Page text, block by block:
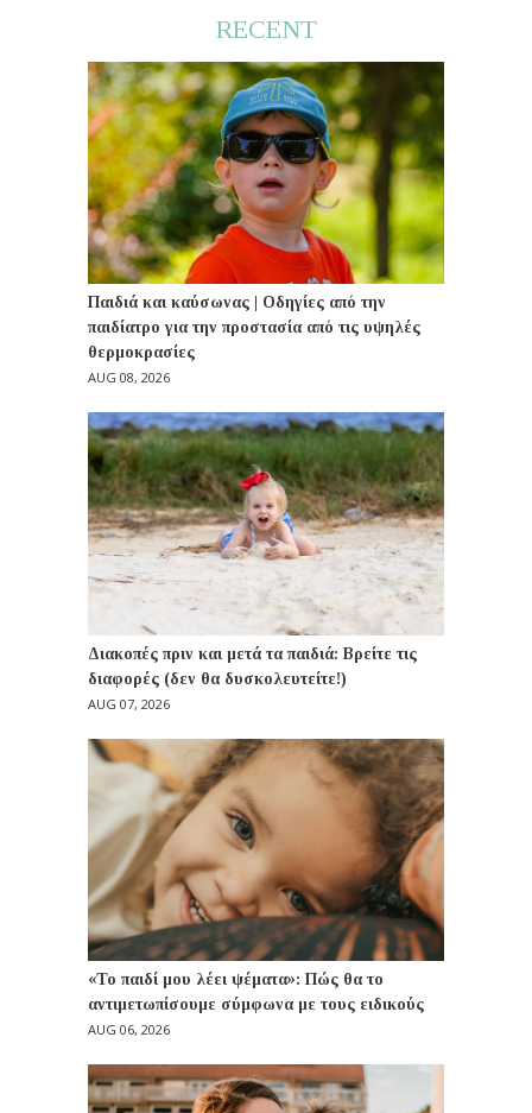
RECENT
Παιδιά και καύσωνας | Οδηγίες από την
παιδίατρο για την προστασία από τις υψηλές
θερμοκρασίες
AUG 08, 2026
Διακοπές πριν και μετά τα παιδιά: Βρείτε τις
διαφορές (δεν θα δυσκολευτείτε!)
AUG 07, 2026
«Το παιδί μου λέει ψέματα»: Πώς θα το
αντιμετωπίσουμε σύμφωνα με τους ειδικούς
AUG 06, 2026